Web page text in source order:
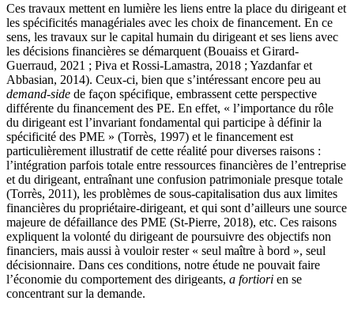
Ces travaux mettent en lumière les liens entre la place du dirigeant et
les spécificités managériales avec les choix de financement. En ce
sens, les travaux sur le capital humain du dirigeant et ses liens avec
les décisions financières se démarquent (Bouaiss et Girard-
Guerraud, 2021 ; Piva et Rossi-Lamastra, 2018 ; Yazdanfar et
Abbasian, 2014). Ceux-ci, bien que s’intéressant encore peu au
demand-side de façon spécifique, embrassent cette perspective
différente du financement des PE. En effet, « l’importance du rôle
du dirigeant est l’invariant fondamental qui participe à définir la
spécificité des PME » (Torrès, 1997) et le financement est
particulièrement illustratif de cette réalité pour diverses raisons :
l’intégration parfois totale entre ressources financières de l’entreprise
et du dirigeant, entraînant une confusion patrimoniale presque totale
(Torrès, 2011), les problèmes de sous-capitalisation dus aux limites
financières du propriétaire-dirigeant, et qui sont d’ailleurs une source
majeure de défaillance des PME (St-Pierre, 2018), etc. Ces raisons
expliquent la volonté du dirigeant de poursuivre des objectifs non
financiers, mais aussi à vouloir rester « seul maître à bord », seul
décisionnaire. Dans ces conditions, notre étude ne pouvait faire
l’économie du comportement des dirigeants, a fortiori en se
concentrant sur la demande.